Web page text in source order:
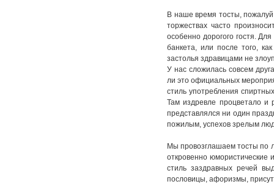
В наше время тосты,
торжествах часто
особенно дорогого гостя.
банкета, или после того,
застолья здравицами не
У нас сложилась совсем
ли это официальных
стиль употребления
Там издревле процветало и
представлялся ни один
пожилым, успехов зрелым
Мы провозглашаем тосты по
откровенно юмористические
стиль заздравных речей
пословицы, афоризмы,